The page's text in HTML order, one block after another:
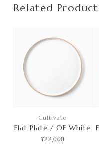
Related
Cultivate
Flat Plate / OF White
¥22,000